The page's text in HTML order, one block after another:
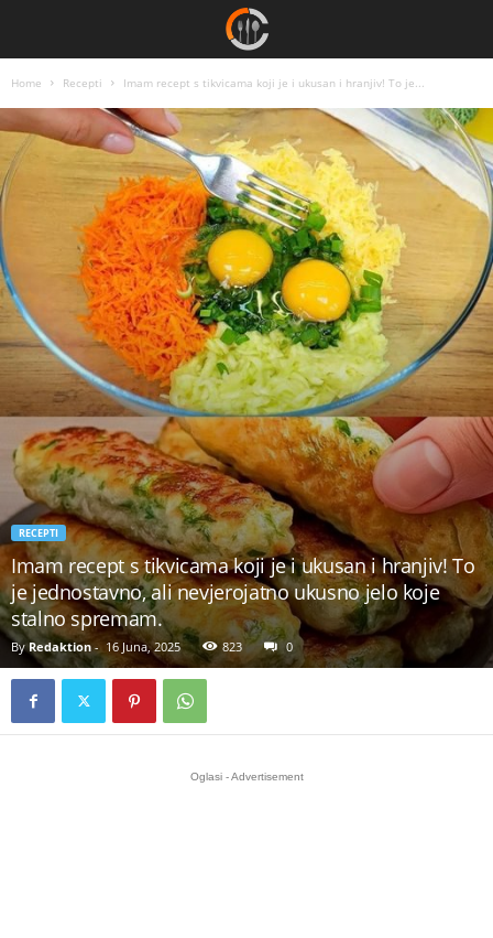
Home Recepti Imam recept s tikvicama koji je i ukusan i hranjiv! To je...
RECEPTI
Imam recept s tikvicama koji je i ukusan i hranjiv! To
je jednostavno, ali nevjerojatno ukusno jelo koje
stalno spremam.
By Redaktion- 16 Juna, 2025 823 0
Oglasi - Advertisement